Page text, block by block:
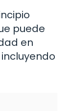
puede
en